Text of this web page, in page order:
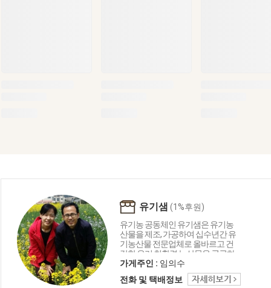
유기샘 (1%후원)
유기농 공동체인 유기샘은 유기농
산물을 제조, 가공하여 십수년간 유
기농산물 전문업체로 올바르고 건
강한 우리 친환경 농산물을 공급하
는 생명 중심의 농업공동체입니다.
유기샘이 드리는 세 가지 약속 1.올
곧은 친환경 명인이 지은 농산물로
가게주인 : 임의수
전화 및 택배정보